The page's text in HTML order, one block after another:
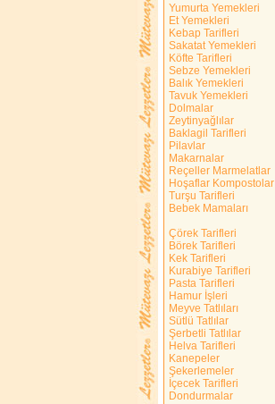
Yumurta Yemekleri
Et Yemekleri
Kebap Tarifleri
Sakatat Yemekleri
Köfte Tarifleri
Sebze Yemekleri
Balık Yemekleri
Tavuk Yemekleri
Dolmalar
Zeytinyağlılar
Baklagil Tarifleri
Pilavlar
Makarnalar
Reçeller Marmelatlar
Hoşaflar Kompostolar
Turşu Tarifleri
Bebek Mamaları
Çörek Tarifleri
Börek Tarifleri
Kek Tarifleri
Kurabiye Tarifleri
Pasta Tarifleri
Hamur İşleri
Meyve Tatlıları
Sütlü Tatlılar
Şerbetli Tatlılar
Helva Tarifleri
Kanepeler
Şekerlemeler
İçecek Tarifleri
Dondurmalar